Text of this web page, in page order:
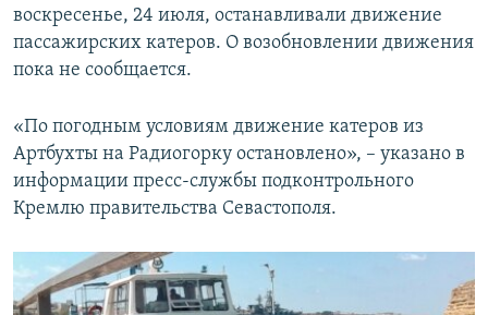
поискуИНФОГРАФИКА
ТЕЛЕПРОЕКТ КРЫМ.РЕАЛИИ
ПРОПАВШИЕ БЕЗ ВЕСТИ
ПОБЕДИТЕЛЕЙ НЕ СУДЯТ?
КРЫМ.НЕПОКОРЕННЫЙ
ELIFBE
УКРАИНСКАЯ ПРОБЛЕМА КРЫМА
КАК ОБОЙТИ БЛОКИРОВКУ
Qırımtatar
ПРИСОЕДИНЯЙТЕСЬ!
воскресенье, 24 июля, останавливали движение
пассажирских катеров. О возобновлении движения
пока не сообщается.
«По погодным условиям движение катеров из
Артбухты на Радиогорку остановлено», – указано в
информации пресс-службы подконтрольного
Кремлю правительства Севастополя.